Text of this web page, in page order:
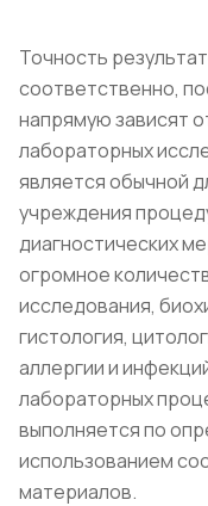
Точность
соответственно,
напрямую зависят
лабораторных
является обычной
учреждения
диагностических
огромное
исследования,
гистология,
аллергии и
лабораторных
выполняется по
использованием
материалов.